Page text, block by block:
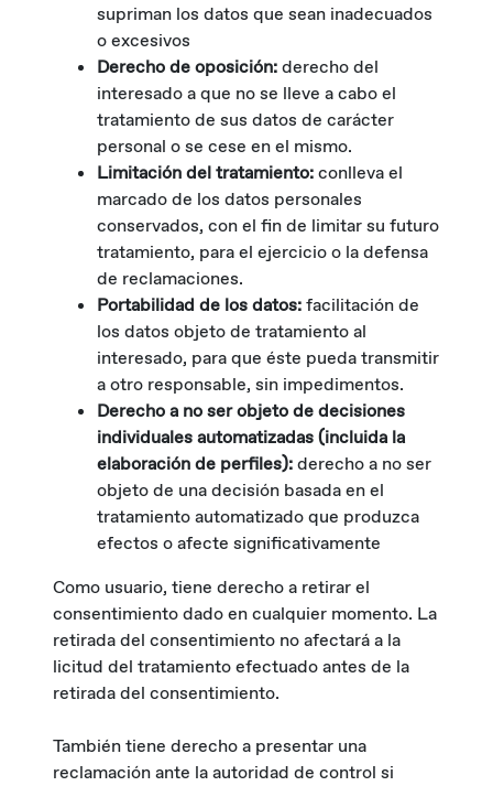
supriman los datos que sean inadecuados
o excesivos
Derecho de oposición:derecho del
interesado a que no se lleve a cabo el
tratamiento de sus datos de carácter
personal o se cese en el mismo.
Limitación del tratamiento:conlleva el
marcado de los datos personales
conservados, con el fin de limitar su futuro
tratamiento, para el ejercicio o la defensa
de reclamaciones.
Portabilidad de los datos:facilitación de
los datos objeto de tratamiento al
interesado, para que éste pueda transmitir
a otro responsable, sin impedimentos.
Derecho a no ser objeto de decisiones
individuales automatizadas (incluida la
elaboración de perfiles):derecho a no ser
objeto de una decisión basada en el
tratamiento automatizado que produzca
efectos o afecte significativamente
Como usuario, tiene derecho a retirar el
consentimiento dado en cualquier momento. La
retirada del consentimiento no afectará a la
licitud del tratamiento efectuado antes de la
retirada del consentimiento.
También tiene derecho a presentar una
reclamación ante la autoridad de control si